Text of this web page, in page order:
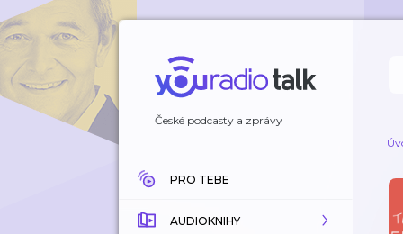
České podcasty a zprávy
PRO TEBE
AUDIOKNIHY